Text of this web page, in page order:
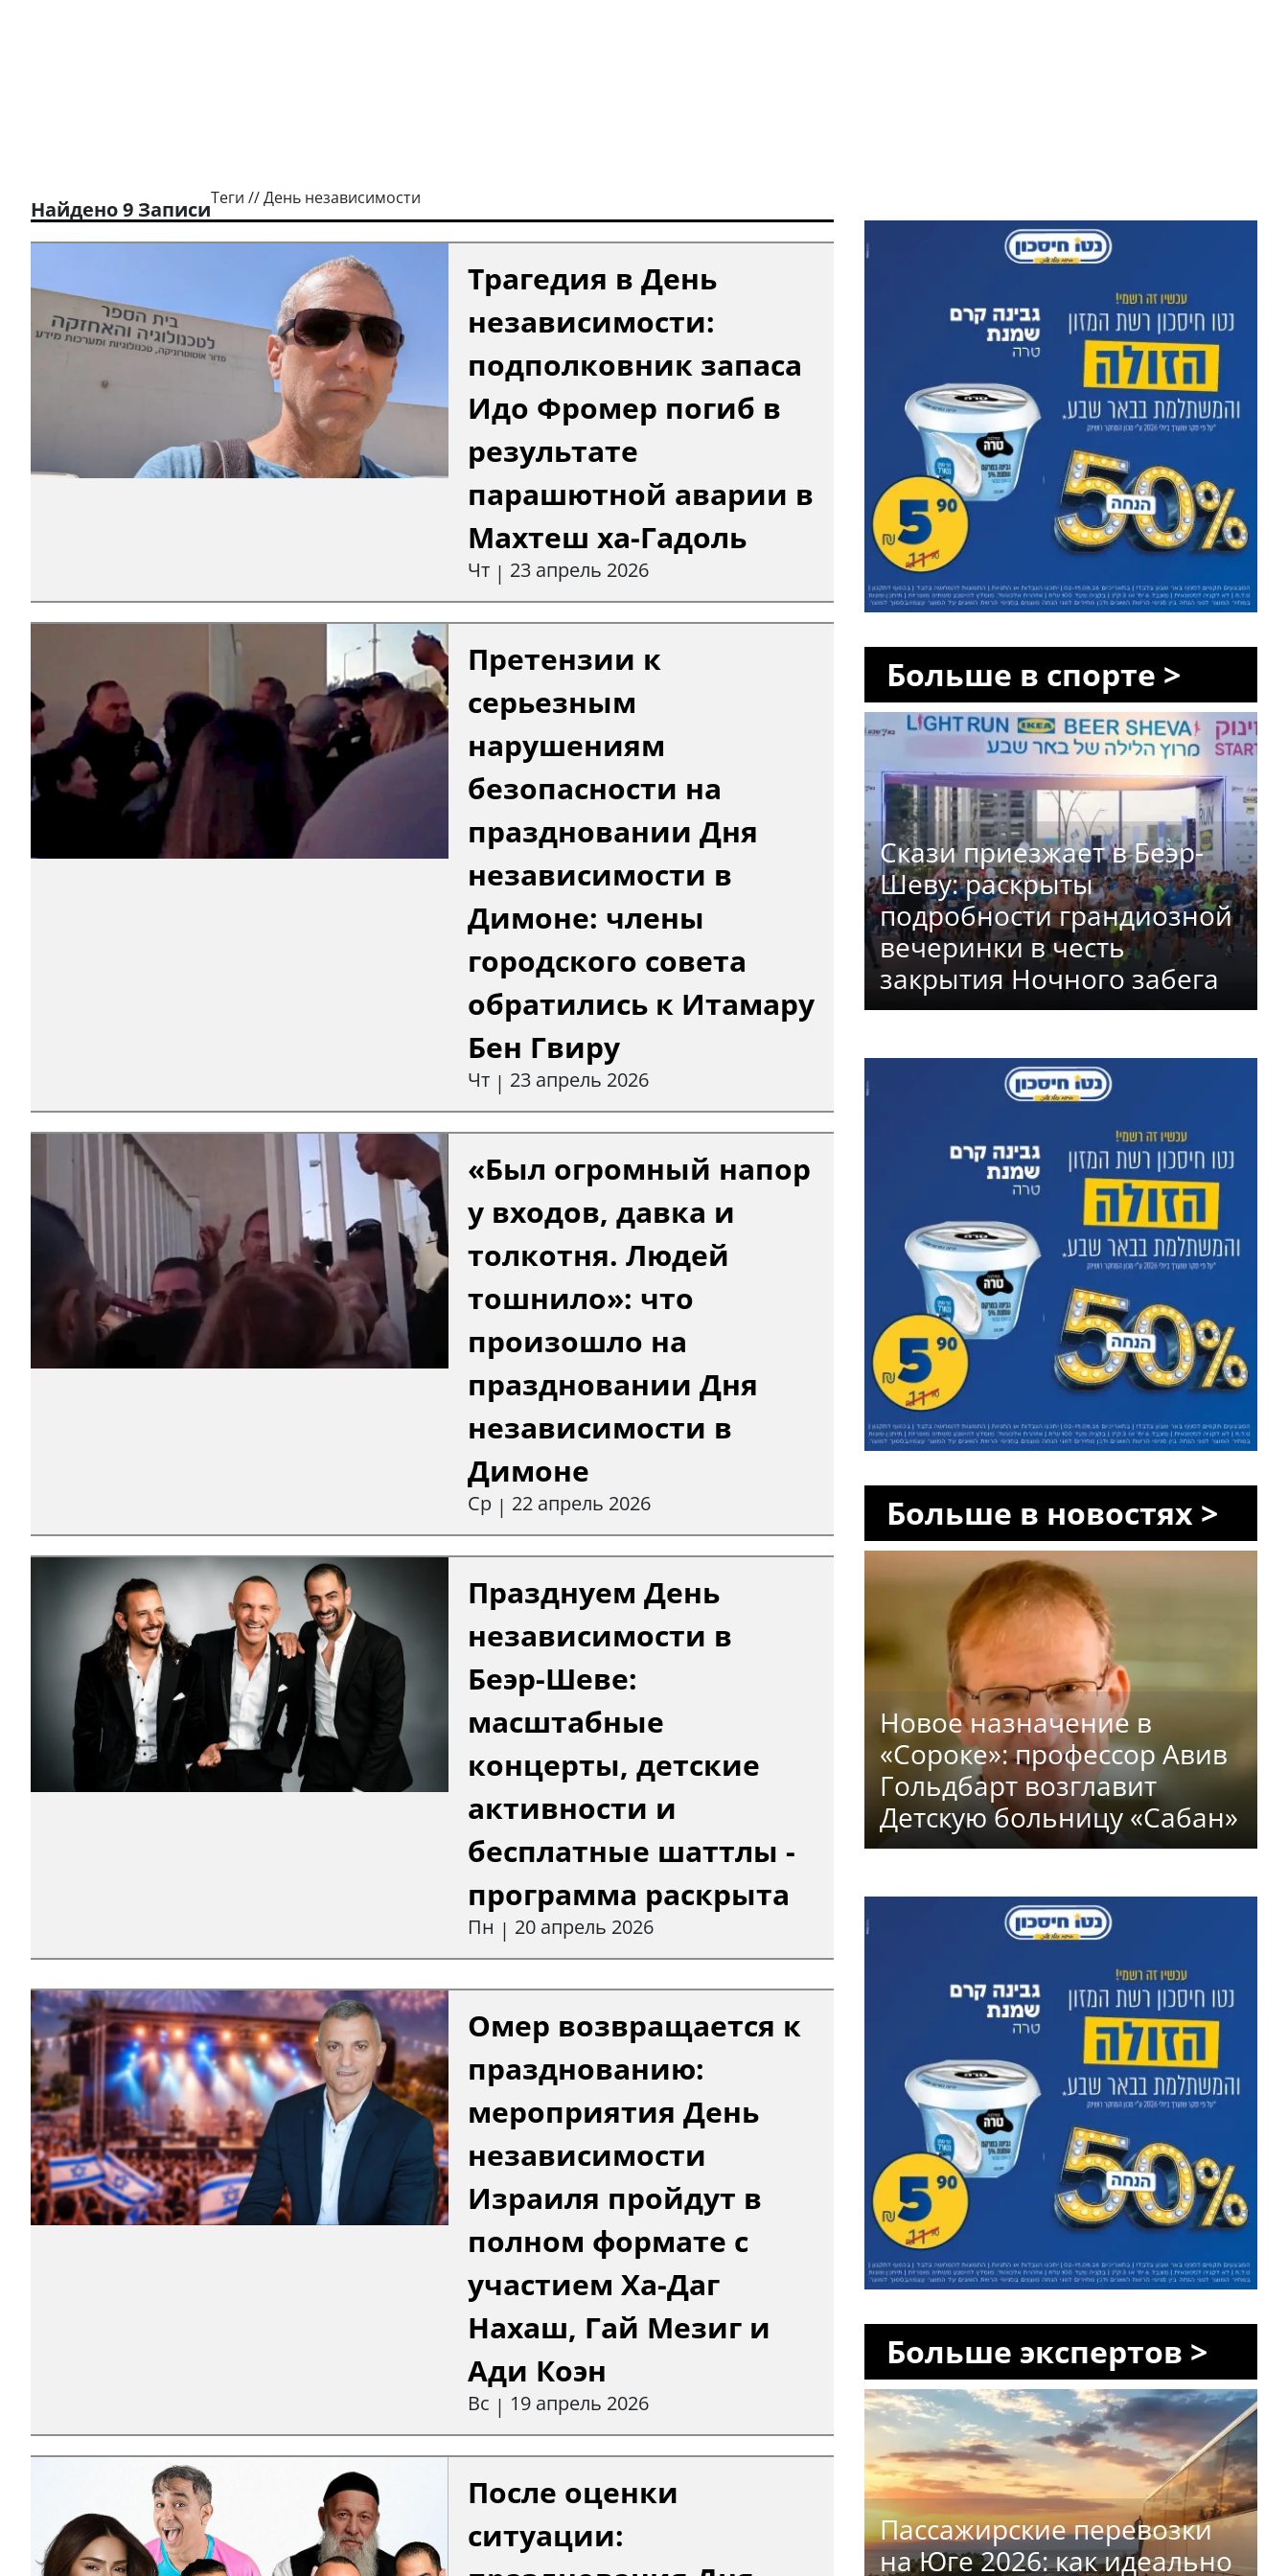
Теги // День независимости
Найдено 9 Записи
Трагедия в День
независимости:
подполковник запаса
Идо Фромер погиб в
результате
парашютной аварии в
Махтеш ха-Гадоль
Чт| 23 апрель 2026
Претензии к
серьезным
нарушениям
безопасности на
праздновании Дня
независимости в
Димоне: члены
городского совета
обратились к Итамару
Бен Гвиру
Чт| 23 апрель 2026
«Был огромный напор
у входов, давка и
толкотня. Людей
тошнило»: что
произошло на
праздновании Дня
независимости в
Димоне
Ср | 22 апрель 2026
Празднуем День
независимости в
Беэр-Шеве:
масштабные
концерты, детские
активности и
бесплатные шаттлы -
программа раскрыта
Пн | 20 апрель 2026
Омер возвращается к
празднованию:
мероприятия День
независимости
Израиля пройдут в
полном формате с
участием Ха-Даг
Нахаш, Гай Мезиг и
Ади Коэн
Вс | 19 апрель 2026
После оценки
ситуации:
Больше в спорте >
Скази приезжает в Беэр-
Шеву: раскрыты
подробности грандиозной
вечеринки в честь
закрытия Ночного забега
Больше в новостях >
Новое назначение в
«Сороке»: профессор Авив
Гольдбарт возглавит
Детскую больницу «Сабан»
Больше экспертов >
Пассажирские перевозки
на Юге 2026: как идеально